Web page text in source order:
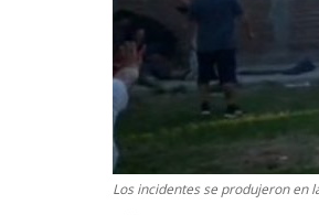
Los incidentes se produjeron en